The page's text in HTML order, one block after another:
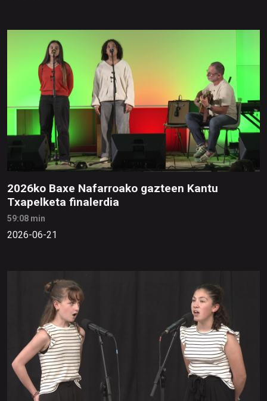
2026ko Baxe Nafarroako gazteen Kantu
Txapelketa finalerdia
59:08 min
2026-06-21